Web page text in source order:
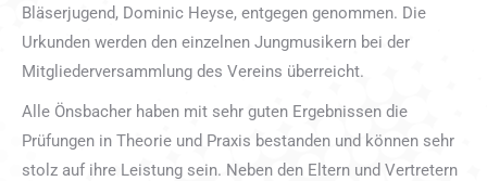
Bläserjugend, Dominic Heyse, entgegen genommen. Die
Urkunden werden den einzelnen Jungmusikern bei der
Mitgliederversammlung des Vereins überreicht.
Alle Önsbacher haben mit sehr guten Ergebnissen die
Prüfungen in Theorie und Praxis bestanden und können sehr
stolz auf ihre Leistung sein. Neben den Eltern und Vertretern